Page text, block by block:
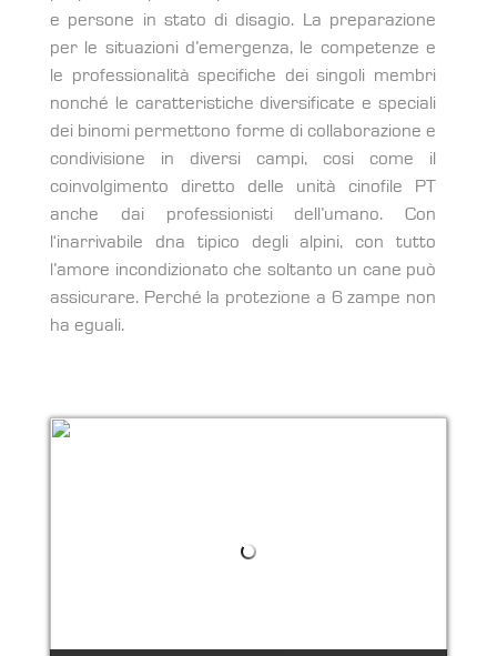
e persone in stato di disagio. La preparazione
per le situazioni d’emergenza, le competenze e
le professionalità specifiche dei singoli membri
nonché le caratteristiche diversificate e speciali
dei binomi permettono forme di collaborazione e
condivisione in diversi campi, cosi come il
coinvolgimento diretto delle unità cinofile PT
anche dai professionisti dell’umano. Con
l‘inarrivabile dna tipico degli alpini, con tutto
l’amore incondizionato che soltanto un cane può
assicurare. Perché la protezione a 6 zampe non
ha eguali.